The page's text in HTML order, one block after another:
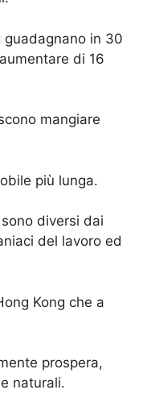
guadagnano in 30
di 16
mangiare
più lunga.
diversi dai
del lavoro ed
Kong che a
prospera,
naturali.